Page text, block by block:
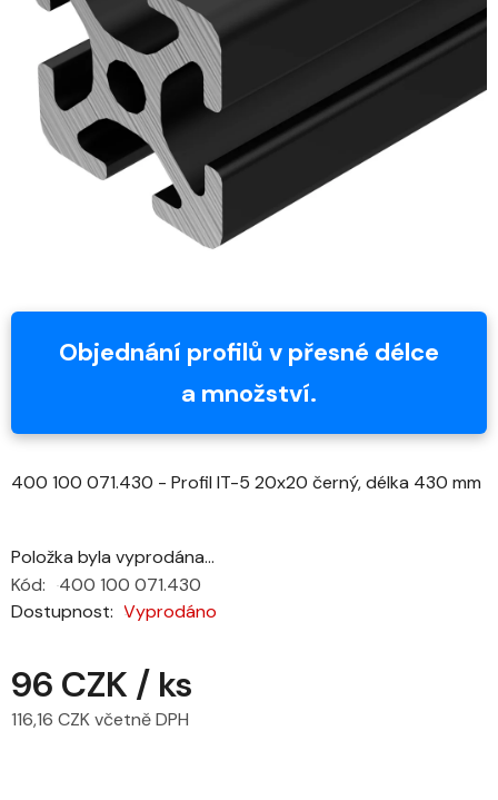
Objednání profilů v přesné délce
a množství.
400 100 071.430 - Profil IT-5 20x20 černý, délka 430 mm
Položka byla vyprodána…
Dostupnost Vyprodáno
Kód: 400 100 071.430
96 CZK / ks
116,16 CZK včetně DPH
z
5
hvězdiček.